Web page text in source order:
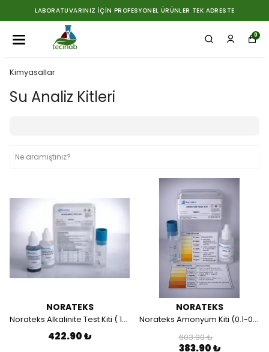
LABORATUVARINIZ İÇIN PROFESYONEL ÜRÜNLER TEK ADRESTE
0
Kimyasallar
Su Analiz Kitleri
NORATEKS
Norateks Alkalinite Test Kiti ( 1damla=50ppm ).
422.90 ₺
NORATEKS
Norateks Amonyum Kiti (0.1-0.5-1.0-2.5-5.0-10.0) ppm.
603.90 ₺
383.90 ₺